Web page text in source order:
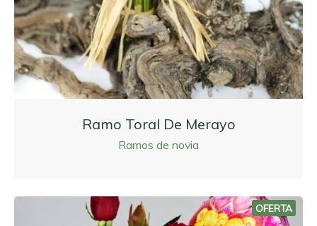
Ramo Toral De Merayo
Ramos de novia
OFERTA